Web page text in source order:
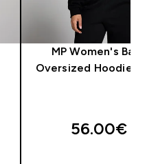
MP Women's
Oversized Hoodie -
56.00€‎